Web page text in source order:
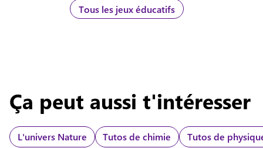
Tous les jeux éducatifs
Ça peut aussi t'intéresser
L'univers Nature Tutos de chimie Tutos de